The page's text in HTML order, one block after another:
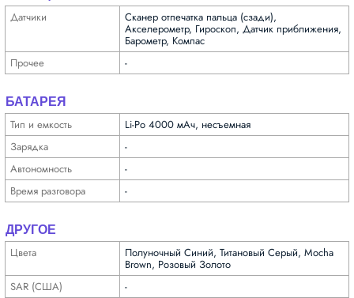
Датчики Сканер отпечатка пальца (сзади),
Акселерометр, Гироскоп, Датчик приближения,
Барометр, Компас
Прочее
-
БАТАРЕЯ
Тип и емкость
Li-Po 4000 мАч, несъемная
Зарядка
-
Автоно­мность
-
Время разговора
-
ДРУГОЕ
Цвета Полуночный Синий, Титановый Серый, Mocha
Brown, Розовый Золото
SAR (США)
-